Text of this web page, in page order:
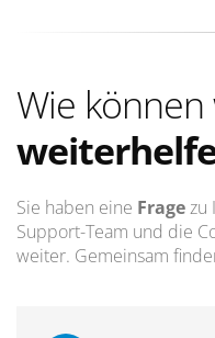
Wie
Sie haben eine Fragezu
Support-Team und die
weiter. Gemeinsam